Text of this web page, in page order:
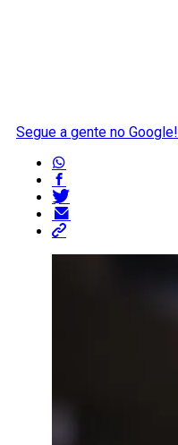
Segue a gente no Google!